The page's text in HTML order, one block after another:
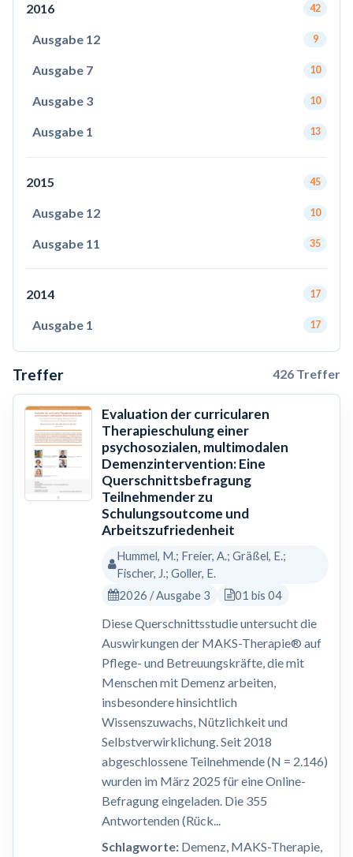
2016 42
Ausgabe 12 9
Ausgabe 7 10
Ausgabe 3 10
Ausgabe 1 13
2015 45
Ausgabe 12 10
Ausgabe 11 35
2014 17
Ausgabe 1 17
Treffer 426 Treffer
Evaluation der curricularen
Therapieschulung einer
psychosozialen, multimodalen
Demenzintervention: Eine
Querschnittsbefragung
Teilnehmender zu
Schulungsoutcome und
Arbeitszufriedenheit
Hummel, M.; Freier, A.; Gräßel, E.;
Fischer, J.; Goller, E.
2026 / Ausgabe 3
01 bis 04
Diese Querschnittsstudie untersucht die
Auswirkungen der MAKS-Therapie® auf
Pflege- und Betreuungskräfte, die mit
Menschen mit Demenz arbeiten,
insbesondere hinsichtlich
Wissenszuwachs, Nützlichkeit und
Selbstverwirklichung. Seit 2018
abgeschlossene Teilnehmende (N = 2.146)
wurden im März 2025 für eine Online-
Befragung eingeladen. Die 355
Antwortenden (Rück...
Schlagworte:Demenz, MAKS-Therapie,